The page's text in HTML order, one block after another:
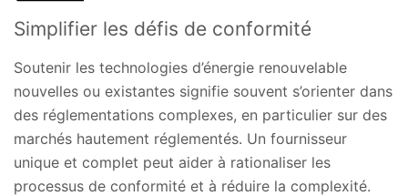
Simplifier les défis de conformité
Soutenir les technologies d’énergie renouvelable
nouvelles ou existantes signifie souvent s’orienter dans
des réglementations complexes, en particulier sur des
marchés hautement réglementés. Un fournisseur
unique et complet peut aider à rationaliser les
processus de conformité et à réduire la complexité.